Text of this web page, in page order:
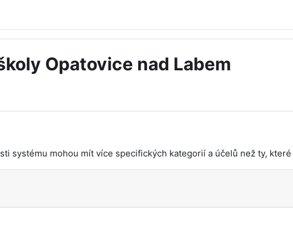
Opatovice nad Labem
systému mohou mít více specifických kategorií a účelů než ty,